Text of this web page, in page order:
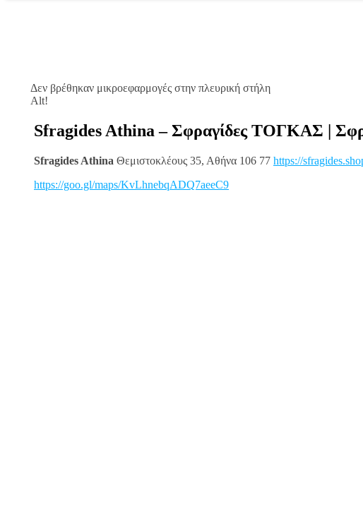
Δεν βρέθηκαν μικροεφαρμογές στην πλευρική στήλη
Alt!
Sfragides Athina – Σφραγίδες ΤΟΓΚΑΣ |
Sfragides Athina Θεμιστοκλέους 35, Αθήνα 106 77 https://
https://goo.gl/maps/KvLhnebqADQ7aeeC9